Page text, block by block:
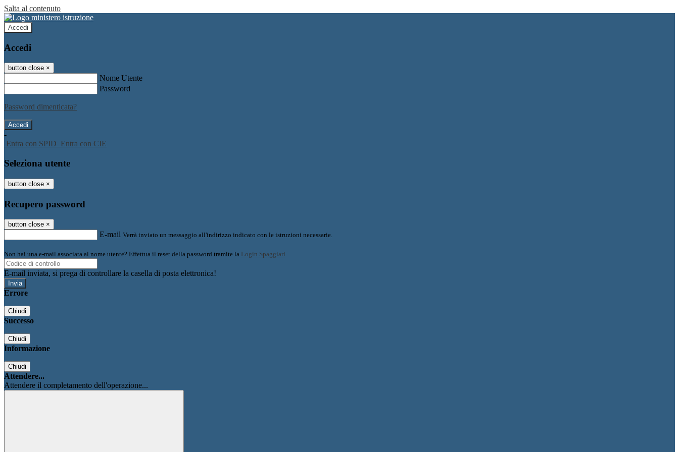
Salta al contenuto
Accedi
Accedi
button close ×
Nome Utente
Password
Password dimenticata?
-
Entra con SPID Entra con CIE
Seleziona utente
button close ×
Recupero password
button close ×
E-mail Verrà inviato un messaggio all'indirizzo indicato con le istruzioni necessarie.
Non hai una e-mail associata al nome utente? Effettua il reset della password tramite la Login Spaggiari
E-mail inviata, si prega di controllare la casella di posta elettronica!
Errore
Chiudi
Successo
Chiudi
Informazione
Chiudi
Attendere...
Attendere il completamento dell'operazione...